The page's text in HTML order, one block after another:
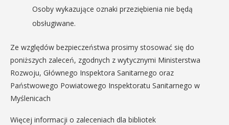
Osoby wykazujące oznaki przeziębienia nie będą
obsługiwane.
Ze względów bezpieczeństwa prosimy stosować się do
poniższych zaleceń, zgodnych z wytycznymi Ministerstwa
Rozwoju, Głównego Inspektora Sanitarnego oraz
Państwowego Powiatowego Inspektoratu Sanitarnego w
Myślenicach
Więcej informacji o zaleceniach dla bibliotek